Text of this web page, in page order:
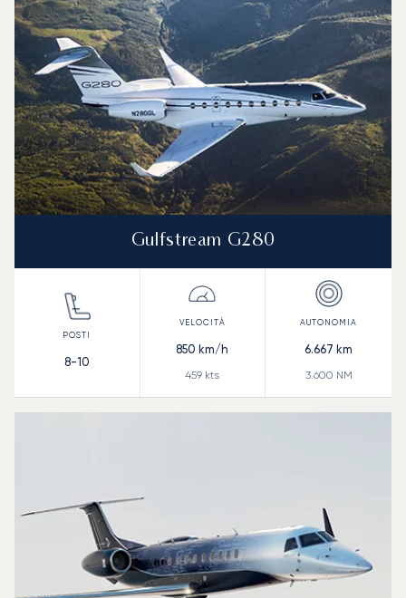
Gulfstream G280
8-10
850 km/h
459 kts
6.667 km
3.600 NM